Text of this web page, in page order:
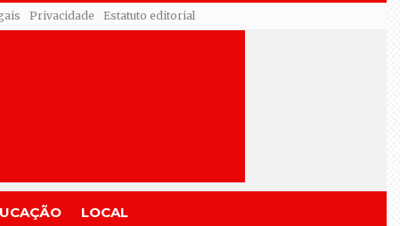
Privacidade Estatuto editorial
LOCAL